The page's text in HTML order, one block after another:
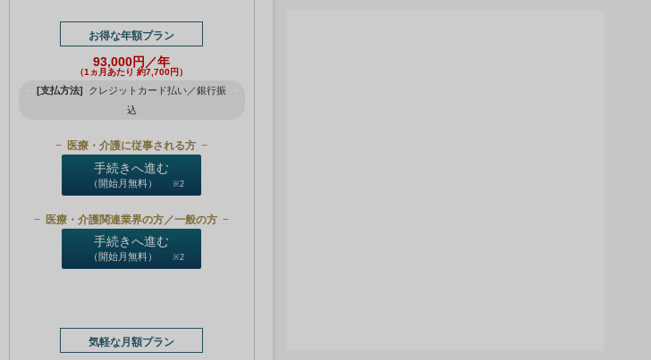
お得な年額プラン
93,000円／年
（1ヵ月あたり 約7,700円）
[支払方法]
クレジットカード払い／銀行振
込
医療・介護に従事される方
手続きへ進む
（開始月無料） ※2
医療・介護関連業界の方／一般の方
手続きへ進む
（開始月無料） ※2
気軽な月額プラン